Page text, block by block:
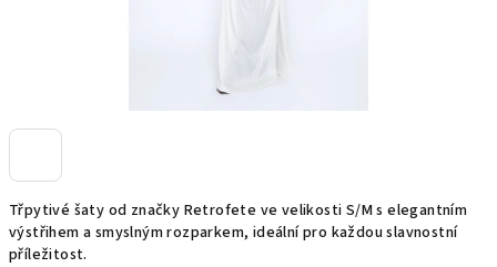
Třpytivé šaty od značky Retrofete ve velikosti S/M s elegantním
výstřihem a smyslným rozparkem, ideální pro každou slavnostní
příležitost.